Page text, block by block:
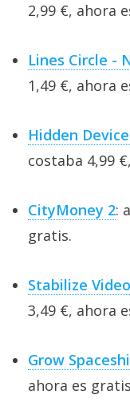
2,99 €, ahora
Lines Circle -
1,49 €, ahora
Hidden
costaba 4,99
CityMoney 2:
gratis.
Stabilize
3,49 €, ahora
Grow
ahora es